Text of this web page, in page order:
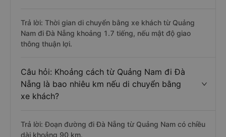
Trả lời: Thời gian di chuyển bằng xe khách từ Quảng
Nam đi Đà Nẵng khoảng 1.7 tiếng, nếu mật độ giao
thông thuận lợi.
Câu hỏi: Khoảng cách từ Quảng Nam đi Đà
Nẵng là bao nhiêu km nếu di chuyển bằng
xe khách?
Trả lời: Đoạn đường đi Đà Nẵng từ Quảng Nam có chiều
dài khoảng 90 km.